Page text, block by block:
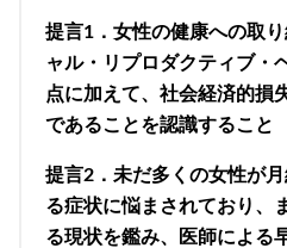
提言1．女性の健康への取
ャル・リプロダクティブ・
点に加えて、社会経済的損
であることを認識すること
提言2．未だ多くの女性が
る症状に悩まされており、
る現状を鑑み、医師による